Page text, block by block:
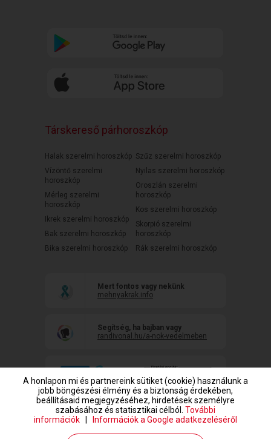
Társkereső párhoroszkóp
Halak szerelmi horoszkóp
Vízöntő szerelmi
horoszkóp
Mérleg szerelmi
horoszkóp
Ikrek szerelmi horoszkóp
Bak szerelmi horoszkóp
Bika szerelmi horoszkóp
Szűz szerelmi horoszkóp
Nyilas szerelmi horoszkóp
Oroszlán szerelmi
horoszkóp
Kos szerelmi horoszkóp
Skorpió szerelmi
horoszkóp
Rák szerelmi horoszkóp
Mert fontos vagy nekünk
mehnyakrak.info
Segítség, ha bajban vagy
randivonal.hu/a-nok-vedelmeben
A honlapon mi és partnereink sütiket (cookie) használunk a
jobb böngészési élmény és a biztonság érdekében,
beállításaid megjegyzéséhez, hirdetések személyre
szabásához és statisztikai célból. További
információk
Információk a Google adatkezeléséről